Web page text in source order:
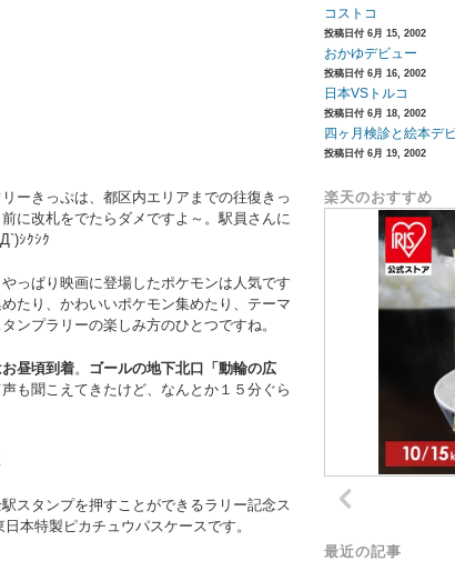
ーきっぷは、都区内エリアまでの往復きっ
に改札をでたらダメですよ～。駅員さんに
ｼｸｼｸ
やっぱり映画に登場したポケモンは人気です
たり、かわいいポケモン集めたり、テーマ
ンプラリーの楽しみ方のひとつですね。
昼頃到着。 ゴールの地下北口「動輪の広
も聞こえてきたけど、なんとか１５分ぐら
スタンプを押すことができるラリー記念ス
本特製ピカチュウパスケースです。
コストコ
投稿日付 6月 15, 2002
おかゆデビュー
投稿日付 6月 16, 2002
日本VSトルコ
投稿日付 6月 18, 2002
四ヶ月検診と絵本デ
投稿日付 6月 19, 2002
楽天のおすすめ
最近の記事